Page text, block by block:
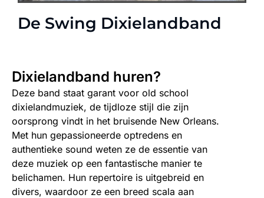
De Swing Dixielandband
Dixielandband huren?
Deze band staat garant voor old school
dixielandmuziek, de tijdloze stijl die zijn
oorsprong vindt in het bruisende New Orleans.
Met hun gepassioneerde optredens en
authentieke sound weten ze de essentie van
deze muziek op een fantastische manier te
belichamen. Hun repertoire is uitgebreid en
divers, waardoor ze een breed scala aan